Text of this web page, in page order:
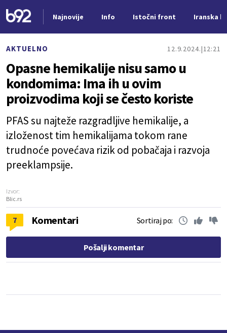
Najnovije Info Istočni front Iranska
AKTUELNO 12.9.2024. 12:21
Opasne hemikalije nisu samo u
kondomima: Ima ih u ovim
proizvodima koji se često koriste
PFAS su najteže razgradljive hemikalije, a
izloženost tim hemikalijama tokom rane
trudnoće povećava rizik od pobačaja i razvoja
preeklampsije.
Izvor:
Blic.rs
7 Komentari Sortiraj po:
Pošalji komentar